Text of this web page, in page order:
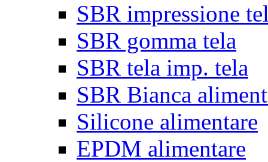
SBR impressione
SBR gomma tela
SBR tela imp. tela
SBR Bianca
Silicone alimentare
EPDM alimentare